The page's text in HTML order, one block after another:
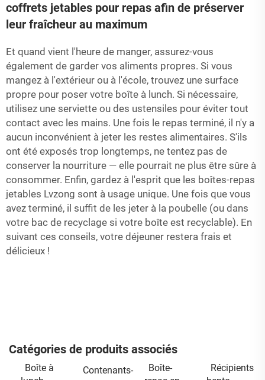
coffrets jetables pour repas afin de préserver
leur fraîcheur au maximum
Et quand vient l'heure de manger, assurez-vous
également de garder vos aliments propres. Si vous
mangez à l'extérieur ou à l'école, trouvez une surface
propre pour poser votre boîte à lunch. Si nécessaire,
utilisez une serviette ou des ustensiles pour éviter tout
contact avec les mains. Une fois le repas terminé, il n'y a
aucun inconvénient à jeter les restes alimentaires. S'ils
ont été exposés trop longtemps, ne tentez pas de
conserver la nourriture — elle pourrait ne plus être sûre à
consommer. Enfin, gardez à l'esprit que les boîtes-repas
jetables Lvzong sont à usage unique. Une fois que vous
avez terminé, il suffit de les jeter à la poubelle (ou dans
votre bac de recyclage si votre boîte est recyclable). En
suivant ces conseils, votre déjeuner restera frais et
délicieux !
Catégories de produits associés
Boîte à
Contenants-
Boîte-
Récipients